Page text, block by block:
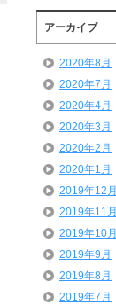
アーカイブ
2020年8月
2020年7月
2020年4月
2020年3月
2020年2月
2020年1月
2019年12月
2019年11月
2019年10月
2019年9月
2019年8月
2019年7月